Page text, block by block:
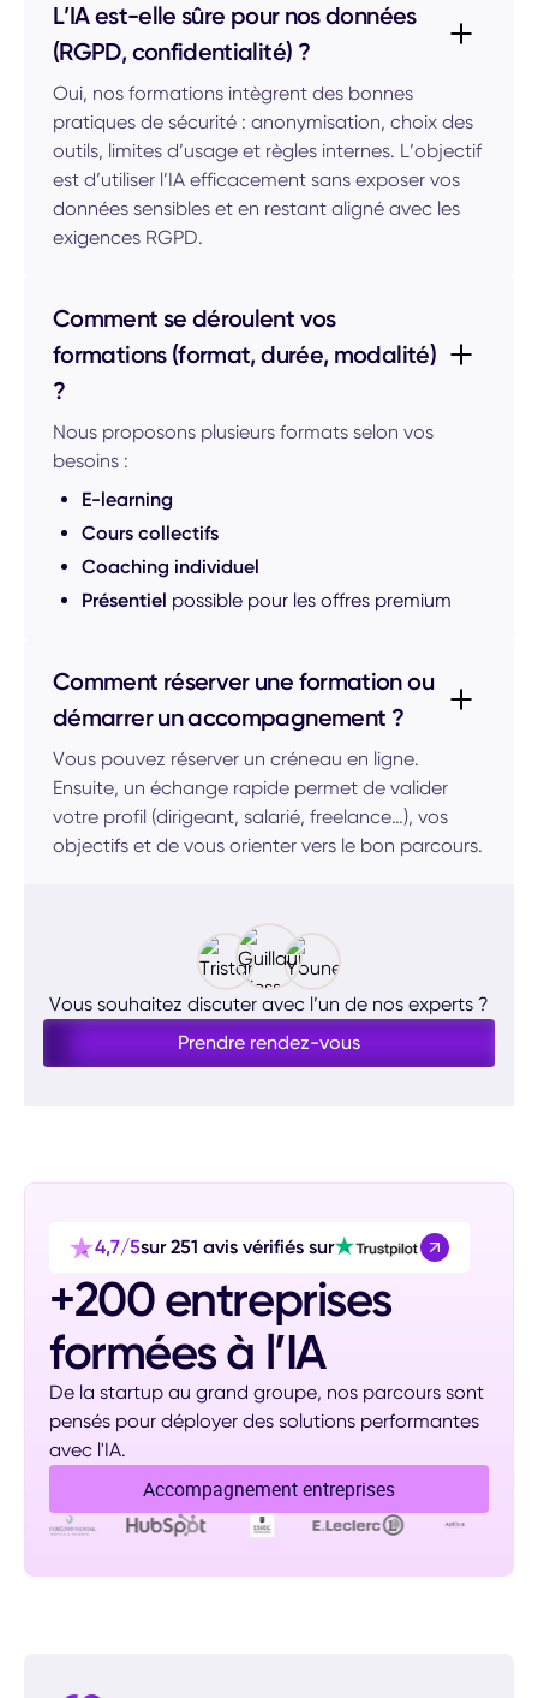
Vous souhaitez discuter avec l’un de nos experts ?
Prendre rendez-vous
L’IA est-elle sûre pour nos données
(RGPD, confidentialité) ?
Oui, nos formations intègrent des bonnes
pratiques de sécurité : anonymisation, choix des
outils, limites d’usage et règles internes. L’objectif
est d’utiliser l’IA efficacement sans exposer vos
données sensibles et en restant aligné avec les
exigences RGPD.
Comment se déroulent vos
formations (format, durée, modalité)
?
Nous proposons plusieurs formats selon vos
besoins :
E-learning
Cours collectifs
Coaching individuel
Présentiel possible pour les offres premium
Comment réserver une formation ou
démarrer un accompagnement ?
Vous pouvez réserver un créneau en ligne.
Ensuite, un échange rapide permet de valider
votre profil (dirigeant, salarié, freelance…), vos
objectifs et de vous orienter vers le bon parcours.
4,7/5sur 251 avis vérifiés sur
+200 entreprises
formées à l’IA
De la startup au grand groupe, nos parcours sont
pensés pour déployer des solutions performantes
avec l'IA.
Accompagnement entreprises